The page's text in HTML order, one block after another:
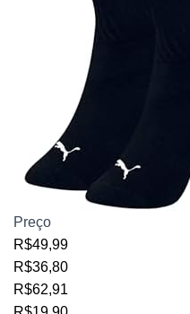
Preço
R$49,99
R$36,80
R$62,91